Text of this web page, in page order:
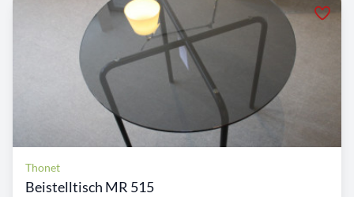
Thonet
Beistelltisch MR 515